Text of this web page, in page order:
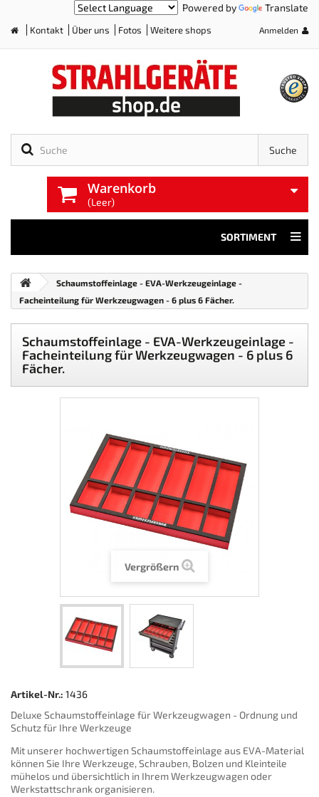
Powered by Translate
Kontakt Über uns Fotos Weitere shops Anmelden
Suche
Warenkorb
(Leer)
SORTIMENT
Schaumstoffeinlage - EVA-Werkzeugeinlage -
Facheinteilung für Werkzeugwagen - 6 plus 6 Fächer.
Schaumstoffeinlage - EVA-Werkzeugeinlage -
Facheinteilung für Werkzeugwagen - 6 plus 6
Fächer.
Vergrößern
Artikel-Nr.: 1436
Deluxe Schaumstoffeinlage für Werkzeugwagen - Ordnung und
Schutz für Ihre Werkzeuge
Mit unserer hochwertigen Schaumstoffeinlage aus EVA-Material
können Sie Ihre Werkzeuge, Schrauben, Bolzen und Kleinteile
mühelos und übersichtlich in Ihrem Werkzeugwagen oder
Werkstattschrank organisieren.